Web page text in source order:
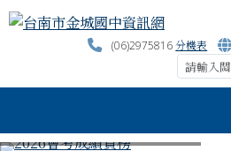
跳至主內容區
台南市金城國中資訊網
(06)2975816分機表